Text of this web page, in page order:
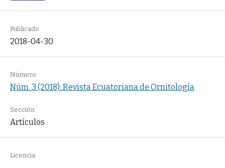
Publicado
2018-04-30
Número
Núm. 3 (2018): Revista Ecuatoriana de Ornitología
Sección
Artículos
Licencia